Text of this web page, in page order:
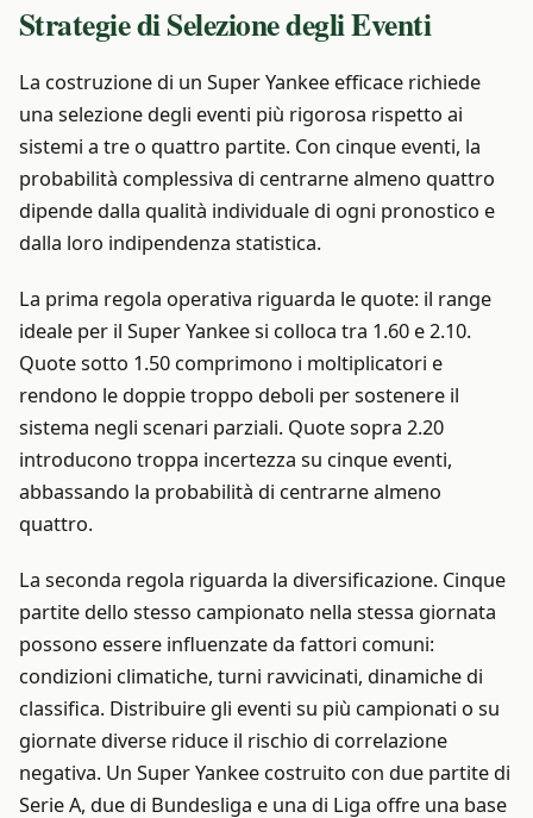
Strategie di Selezione degli Eventi
La costruzione di un Super Yankee efficace richiede
una selezione degli eventi più rigorosa rispetto ai
sistemi a tre o quattro partite. Con cinque eventi, la
probabilità complessiva di centrarne almeno quattro
dipende dalla qualità individuale di ogni pronostico e
dalla loro indipendenza statistica.
La prima regola operativa riguarda le quote: il range
ideale per il Super Yankee si colloca tra 1.60 e 2.10.
Quote sotto 1.50 comprimono i moltiplicatori e
rendono le doppie troppo deboli per sostenere il
sistema negli scenari parziali. Quote sopra 2.20
introducono troppa incertezza su cinque eventi,
abbassando la probabilità di centrarne almeno
quattro.
La seconda regola riguarda la diversificazione. Cinque
partite dello stesso campionato nella stessa giornata
possono essere influenzate da fattori comuni:
condizioni climatiche, turni ravvicinati, dinamiche di
classifica. Distribuire gli eventi su più campionati o su
giornate diverse riduce il rischio di correlazione
negativa. Un Super Yankee costruito con due partite di
Serie A, due di Bundesliga e una di Liga offre una base